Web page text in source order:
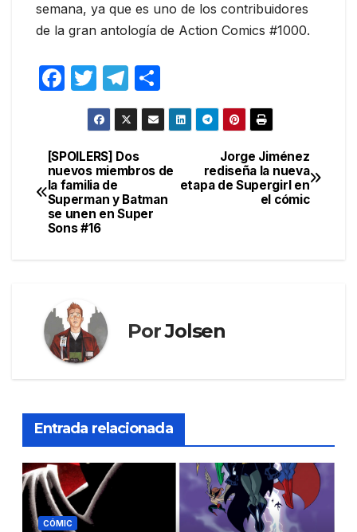
semana, ya que es uno de los contribuidores
de la gran antología de Action Comics #1000.
F
e
b
o
o
T
w
itt
er
T
el
e
gr
a
m
o
m
ar
tir
Navegación
de
entradas
Jorge Jiménez
rediseña la nueva
etapa de Supergirl en
el cómic
[SPOILERS] Dos
nuevos miembros de
la familia de
Superman y Batman
se unen en Super
Sons #16
PorJolsen
Entrada relacionada
CÓMIC